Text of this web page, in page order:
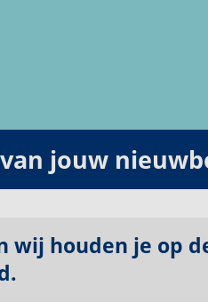
jouw
wij houden je op